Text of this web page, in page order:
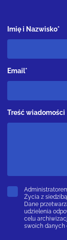
Imię i Nazwisko*
Email*
Treść wiadomości
Życia z
Dane
udzielenia
celu
swoich danych